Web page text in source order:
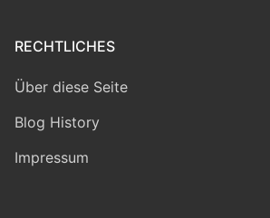
RECHTLICHES
Über diese Seite
Blog History
Impressum